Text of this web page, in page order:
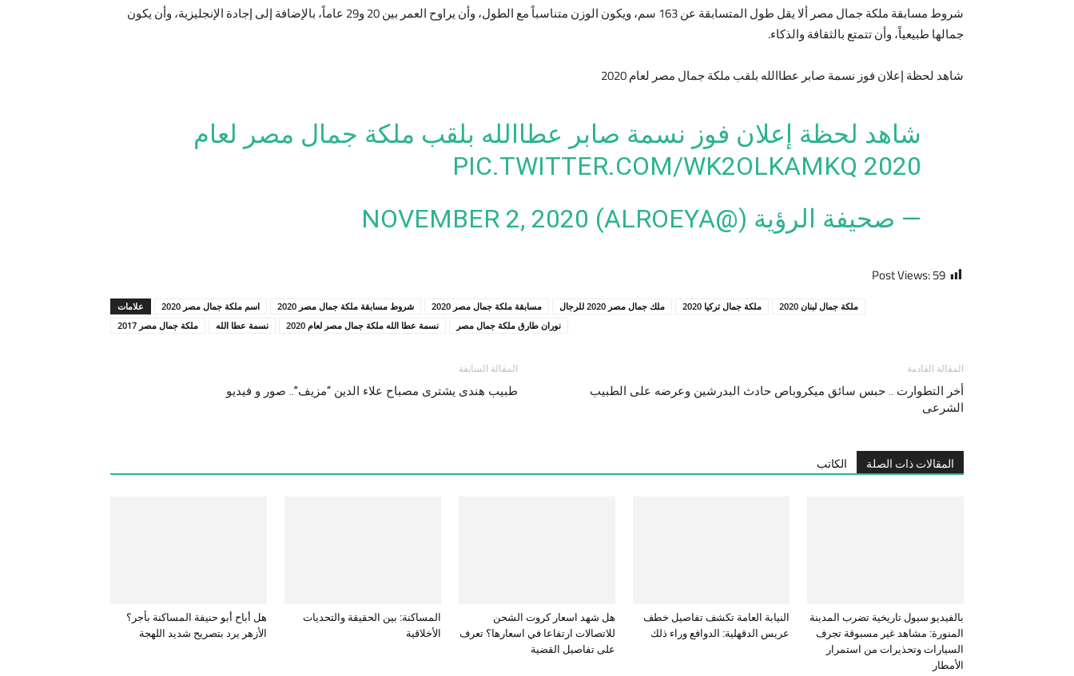
شروط مسابقة ملكة جمال مصر ألا يقل طول المتسابقة عن 163 سم، ويكون الوزن متناسباً مع الطول، وأن يراوح العمر بين 20 و29 عاماً، بالإضافة إلى إجادة الإنجليزية، وأن يكون
جمالها طبيعياً، وأن تتمتع بالثقافة والذكاء.
شاهد لحظة إعلان فوز نسمة صابر عطاالله بلقب ملكة جمال مصر لعام 2020
شاهد لحظة إعلان فوز نسمة صابر عطاالله بلقب ملكة جمال مصر لعام
2020
PIC.TWITTER.COM/WK2OLKAMKQ
— صحيفة الرؤية (@ALROEYA)
NOVEMBER 2, 2020
Post Views:59
علامات اسم ملكة جمال مصر 2020 شروط مسابقة ملكة جمال مصر 2020 مسابقة ملكة جمال مصر 2020 ملك جمال مصر 2020 للرجال ملكة جمال تركيا 2020
ملكة جمال لبنان 2020
ملكة جمال مصر 2017
نسمة عطا الله نسمة عطا الله ملكة جمال مصر لعام 2020 نوران طارق ملكة جمال مصر
المقالة السابقة
طبيب هندى يشترى مصباح علاء الدين “مزيف”.. صور و فيديو
المقالة القادمة
أخر التطوارت .. حبس سائق ميكروباص حادث البدرشين وعرضه على الطبيب
الشرعى
المقالات ذات الصلة الكاتب
هل أباح أبو حنيفة المساكنة بأجر؟
الأزهر يرد بتصريح شديد اللهجة
المساكنة: بين الحقيقة والتحديات
الأخلاقية
هل شهد اسعار كروت الشحن
للاتصالات ارتفاعا في اسعارها؟ تعرف
على تفاصيل القضية
النيابة العامة تكشف تفاصيل خطف
عريس الدقهلية: الدوافع وراء ذلك
بالفيديو سيول تاريخية تضرب المدينة
المنورة: مشاهد غير مسبوقة تجرف
السيارات وتحذيرات من استمرار
الأمطار